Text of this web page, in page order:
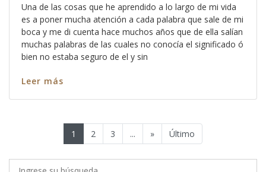
Una de las cosas que he aprendido a lo largo de mi vida
es a poner mucha atención a cada palabra que sale de mi
boca y me di cuenta hace muchos años que de ella salían
muchas palabras de las cuales no conocía el significado ó
bien no estaba seguro de el y sin
Leer más
1 2 3 ... » Último